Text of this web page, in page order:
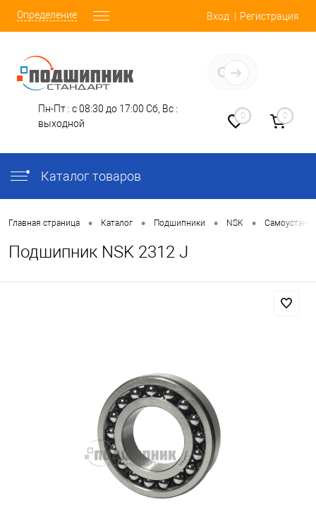
Определение Вход Регистрация
Пн-Пт : с 08:30 до 17:00 Сб, Вс :
выходной
0 0
Каталог товаров
Главная страница • Каталог • Подшипники • NSK •
Подшипник NSK 2312 J